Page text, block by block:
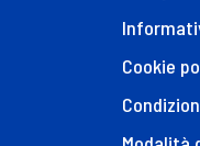
Cookie